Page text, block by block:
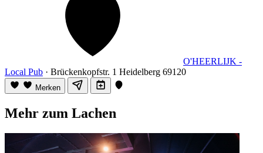
O'HEERLIJK -
Local Pub · Brückenkopfstr. 1 Heidelberg 69120
Merken
Mehr zum Lachen